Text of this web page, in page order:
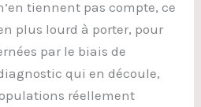
tiennent pas compte, ce
plus lourd à porter, pour
par le biais de
qui en découle,
réellement